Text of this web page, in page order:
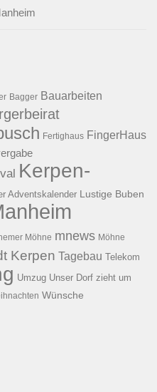
Bagger Bauarbeiten
Fertighaus FingerHaus
Kerpen-
Adventskalender Lustige Buben
Möhne mnews Möhne
Kerpen Tagebau Telekom
Umzug Unser Dorf zieht um
Wünsche